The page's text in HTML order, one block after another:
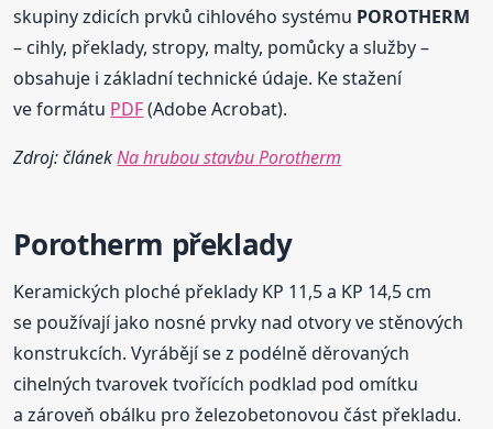
skupiny zdicích prvků cihlového systému POROTHERM
– cihly, překlady, stropy, malty, pomůcky a služby –
obsahuje i základní technické údaje. Ke stažení
ve formátu PDF(Adobe Acrobat).
Zdroj: článekNa hrubou stavbu Porotherm
Porotherm překlady
Keramických ploché překlady KP 11,5 a KP 14,5 cm
se používají jako nosné prvky nad otvory ve stěnových
konstrukcích. Vyrábějí se z podélně děrovaných
cihelných tvarovek tvořících podklad pod omítku
a zároveň obálku pro železobetonovou část překladu.